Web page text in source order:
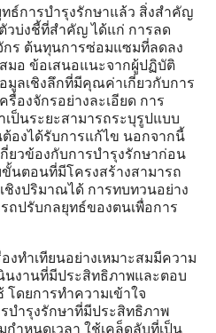
ธ์การบำรุงรักษาแล้ว สิ่งสำคัญ
วบ่งชี้ที่สำคัญ ได้แก่ การลด
กร ต้นทุนการซ่อมแซมที่ลดลง
มอ ข้อเสนอแนะจากผู้ปฏิบัติ
มูลเชิงลึกที่มีคุณค่าเกี่ยวกับการ
องจักรอย่างละเอียด การ
ป็นระยะสามารถระบุรูปแบบ
องได้รับการแก้ไข นอกจากนี้
ยวข้องกับการบำรุงรักษาก่อน
นตอนที่มีโครงสร้างสามารถ
ชิงปริมาณได้ การทบทวนอย่าง
ถปรับกลยุทธ์ของตนเพื่อการ
งทำเทียนอย่างเหมาะสมมีความ
งานที่มีประสิทธิภาพและตอบ
ดยการทำความเข้าใจ
บำรุงรักษาที่มีประสิทธิภาพ
ำหนดเวลา ใช้เคล็ดลับที่เป็น